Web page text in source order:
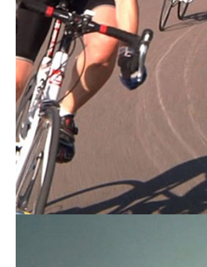
Technologies
Tests de produits
Conseils
Tendances
Tous nos articles
À propos